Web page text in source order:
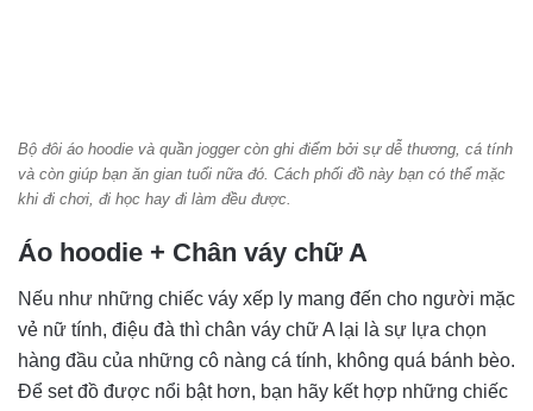
Bộ đôi áo hoodie và quần jogger còn ghi điểm bởi sự dễ thương, cá tính
và còn giúp bạn ăn gian tuổi nữa đó. Cách phối đồ này bạn có thể mặc
khi đi chơi, đi học hay đi làm đều được.
Áo hoodie + Chân váy chữ A
Nếu như những chiếc váy xếp ly mang đến cho người mặc
vẻ nữ tính, điệu đà thì chân váy chữ A lại là sự lựa chọn
hàng đầu của những cô nàng cá tính, không quá bánh bèo.
Để set đồ được nổi bật hơn, bạn hãy kết hợp những chiếc